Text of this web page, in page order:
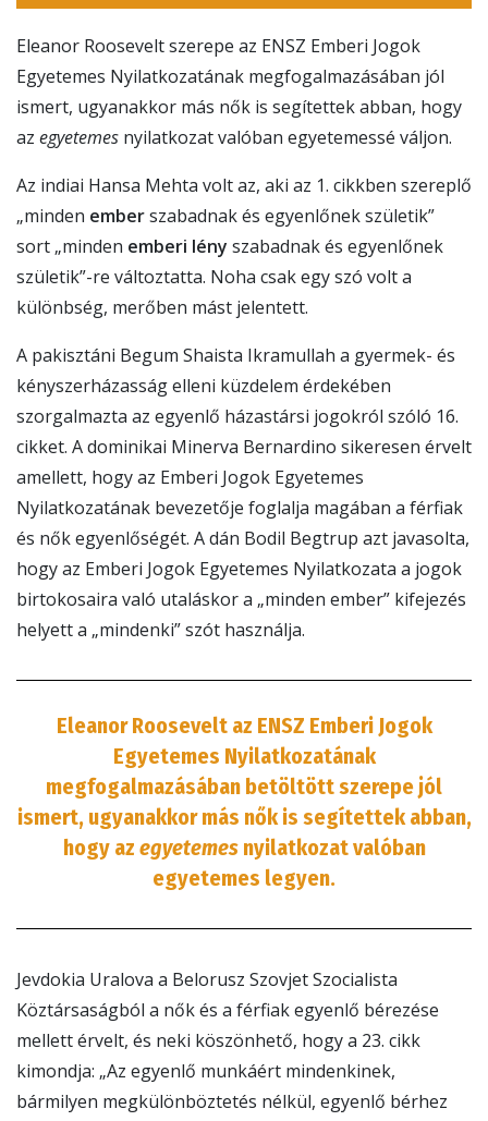
Eleanor Roosevelt szerepe az ENSZ Emberi Jogok
Egyetemes Nyilatkozatának megfogalmazásában jól
ismert, ugyanakkor más nők is segítettek abban, hogy
az egyetemes nyilatkozat valóban egyetemessé váljon.
Az indiai Hansa Mehta volt az, aki az 1. cikkben szereplő
„minden emberszabadnak és egyenlőnek születik”
sort „minden emberi lény szabadnak és egyenlőnek
születik”-re változtatta. Noha csak egy szó volt a
különbség, merőben mást jelentett.
A pakisztáni Begum Shaista Ikramullah a gyermek- és
kényszerházasság elleni küzdelem érdekében
szorgalmazta az egyenlő házastársi jogokról szóló 16.
cikket. A dominikai Minerva Bernardino sikeresen érvelt
amellett, hogy az Emberi Jogok Egyetemes
Nyilatkozatának bevezetője foglalja magában a férfiak
és nők egyenlőségét. A dán Bodil Begtrup azt javasolta,
hogy az Emberi Jogok Egyetemes Nyilatkozata a jogok
birtokosaira való utaláskor a „minden ember” kifejezés
helyett a „mindenki” szót használja.
Eleanor Roosevelt az ENSZ Emberi Jogok
Egyetemes Nyilatkozatának
megfogalmazásában betöltött szerepe jól
ismert, ugyanakkor más nők is segítettek abban,
hogy az egyetemesnyilatkozat valóban
egyetemes legyen.
Jevdokia Uralova a Belorusz Szovjet Szocialista
Köztársaságból a nők és a férfiak egyenlő bérezése
mellett érvelt, és neki köszönhető, hogy a 23. cikk
kimondja: „Az egyenlő munkáért mindenkinek,
bármilyen megkülönböztetés nélkül, egyenlő bérhez